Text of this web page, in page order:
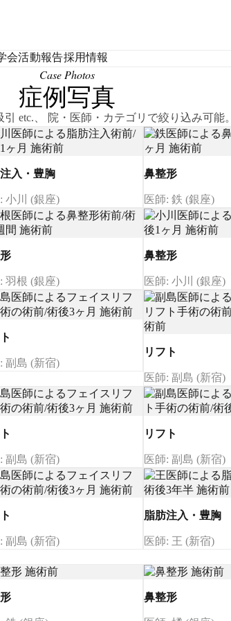
会活動報告採用情報
Case Photos
症例写真
引 etc.、 院・医師・カテゴリで絞り込み可能。
入・豊胸
小川 (銀座)
鼻整形
医師: 鉄 (銀座)
羽根 (銀座)
鼻整形
医師: 小川 (銀座)
副島 (新宿)
リフト
医師: 副島 (新宿)
副島 (新宿)
リフト
医師: 副島 (新宿)
副島 (新宿)
脂肪注入・豊胸
医師: 王 (新宿)
鼻整形